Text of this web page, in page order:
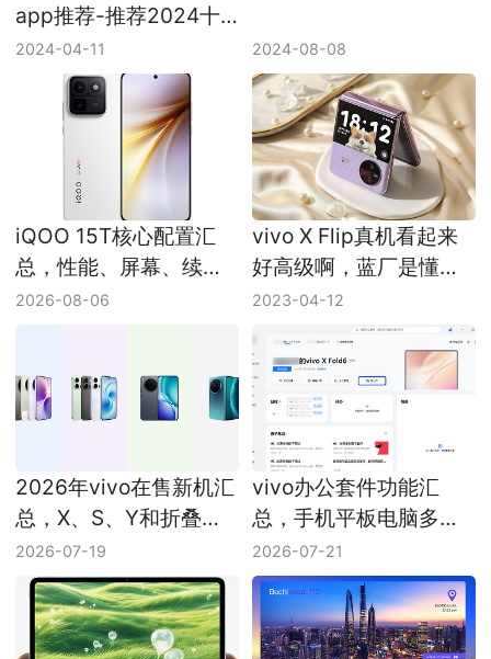
app推荐-推荐2024十
款可以免费看美剧的
2024-04-11 2024-08-08
iQOO 15T核心配置汇
总，性能、屏幕、续航
与游戏能力边界
2026-08-06
vivo X Flip真机看起来
好高级啊，蓝厂是懂女
性用户的
2023-04-12
2026年vivo在售新机汇
总，X、S、Y和折叠屏
定位更新
2026-07-19
vivo办公套件功能汇
总，手机平板电脑多端
协同能力梳理
2026-07-21